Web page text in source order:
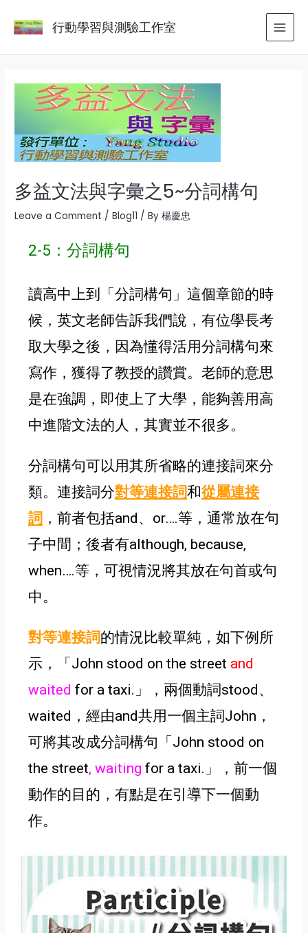
行動學習與測驗工作室
多益文法與字彙之5~分詞構句
Leave a Comment /Blog11 / By楊慶忠
2-5 ：分詞構句
讀高中上到 「分詞構句 」這個章節的時
候 ，英文老師告訴我們說 ，有位學長考
取大學之後，因為懂得活用分詞構句來
寫作，獲得了教授的讚賞。老師的意思
是在強調，即使上了大學 ，能夠善用高
中進階文法的人，其實並不很多。
分詞構句可以用其所省略的連接詞來分
類。連接詞分對等連接詞和從屬連接
詞 ，前者包括and、or….等 ，通常放在句
子中間；後者有although, because,
when….等，可視情況將其放在句首或句
中。
對等連接詞的情況比較單純 ，如下例所
示，
「John stood on the street and
waited for a taxi. 」
，兩個動詞stood、
waited，經由and共用一個主詞John，
可將其改成分詞構句 「 John stood on
the street, waiting for a taxi. 」
，前一個
動作的目的，有點是在引導下一個動
作。
navigation